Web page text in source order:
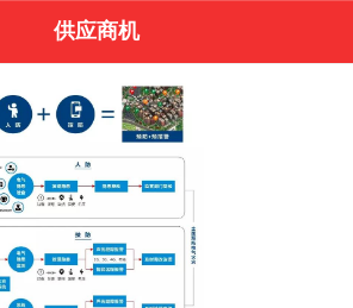
供应商机